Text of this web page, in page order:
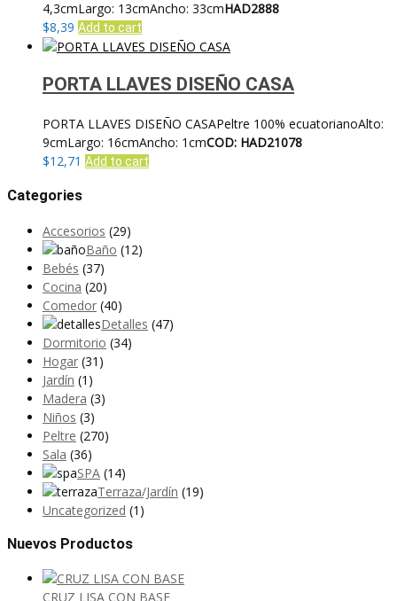
$25,73
opciones
pueden
en
la
página
de
producto
4,3cmLargo: 13cmAncho: 33cmHAD2888
$8,39 Add to cart
PORTA LLAVES DISEÑO CASA
PORTA LLAVES DISEÑO CASAPeltre 100% ecuatorianoAlto:
9cmLargo: 16cmAncho: 1cmCOD: HAD21078
$12,71 Add to cart
Categories
Accesorios (29)
Baño (12)
Bebés (37)
Cocina (20)
Comedor (40)
Detalles (47)
Dormitorio (34)
Hogar (31)
Jardín (1)
Madera (3)
Niños (3)
Peltre (270)
Sala (36)
SPA (14)
Terraza/Jardín (19)
Uncategorized (1)
Nuevos Productos
CRUZ LISA CON BASE